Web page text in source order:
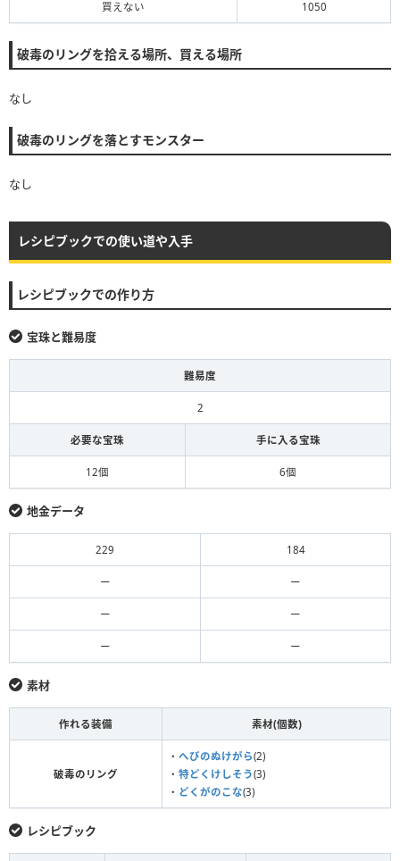
買えない 1050
破毒のリングを拾える場所、買える場所
なし
破毒のリングを落とすモンスター
なし
レシピブックでの使い道や入手
レシピブックでの作り方
宝珠と難易度
難易度
2
必要な宝珠 手に入る宝珠
12個 6個
地金データ
229 184
ー ー
ー ー
ー ー
素材
作れる装備 素材(個数)
破毒のリング
・ へびのぬけがら(2)
・ 特どくけしそう(3)
・ どくがのこな(3)
レシピブック